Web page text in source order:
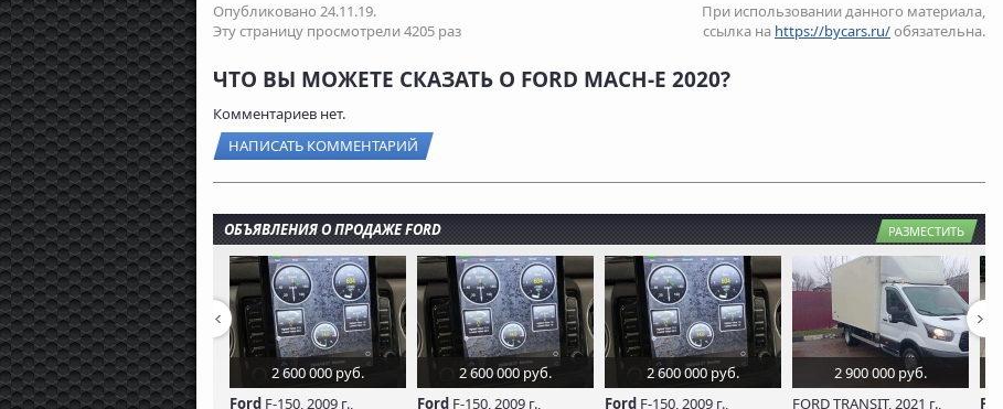
При использовании данного материала,
ссылка на https://bycars.ru/обязательна.
Опубликовано 24.11.19.
Эту страницу просмотрели 4205 раз
ЧТО ВЫ МОЖЕТЕ СКАЗАТЬ О FORD MACH-E 2020?
Комментариев нет.
НАПИСАТЬ КОММЕНТАРИЙ
ОБЪЯВЛЕНИЯ О ПРОДАЖЕ FORD РАЗМЕСТИТЬ
2 600 000 руб.
Ford F-150, 2009 г.,
2 600 000 руб.
Ford F-150, 2009 г.,
2 600 000 руб.
Ford F-150, 2009 г.,
2 900 000 руб.
FORD TRANSIT, 2021 г.,
Ford